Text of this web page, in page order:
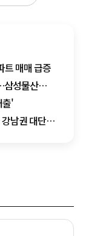
트 매매 급증
삼성물산
출'
남권 대단지